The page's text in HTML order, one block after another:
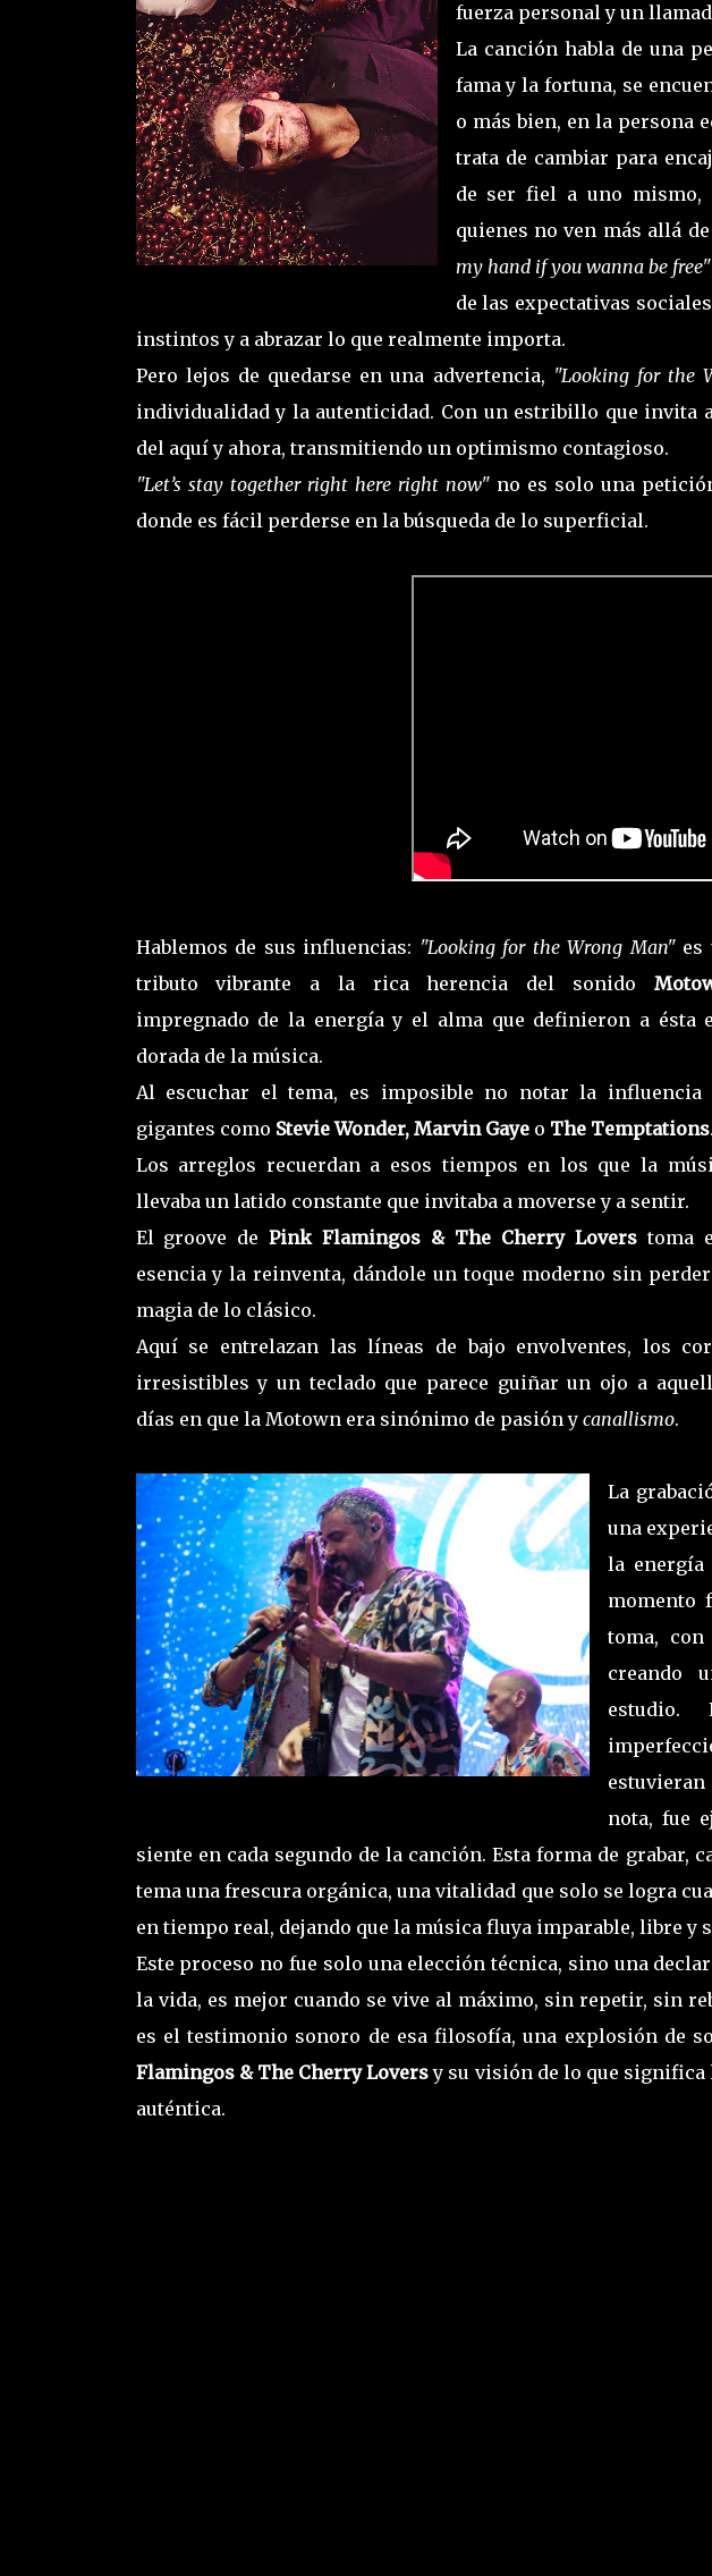
fuerza personal y un
La canción habla de una
fama y la fortuna, se
o más bien, en la persona
trata de cambiar para
de ser fiel a uno mismo,
quienes no ven más allá
my hand if you wanna be free"
de las expectativas
instintos y a abrazar lo que realmente importa.
Pero lejos de quedarse en una advertencia, "Looking for the
individualidad y la autenticidad. Con un estribillo que invita
del aquí y ahora, transmitiendo un optimismo contagioso.
"Let’s stay together right here right now" no es solo una
donde es fácil perderse en la búsqueda de lo superficial.
Hablemos de sus influencias: "Looking for the Wrong Man"es
tributo vibrante a la rica herencia del sonido
impregnado de la energía y el alma que definieron a ésta
dorada de la música.
Al escuchar el tema, es imposible no notar la influencia
gigantes como Stevie Wonder, Marvin Gaye o The Temptations.
Los arreglos recuerdan a esos tiempos en los que la
llevaba un latido constante que invitaba a moverse y a sentir.
El groove dePink Flamingos & The Cherry Loverstoma
esencia y la reinventa, dándole un toque moderno sin
magia de lo clásico.
Aquí se entrelazan las líneas de bajo envolventes, los
irresistibles y un teclado que parece guiñar un ojo a
días en que la Motown era sinónimo de pasión y canallismo.
La
una
la energía
momento
toma,
creando
estudio.
nota, fue
siente en cada segundo de la canción. Esta forma de grabar,
tema una frescura orgánica, una vitalidad que solo se logra
en tiempo real, dejando que la música fluya imparable, libre y
Este proceso no fue solo una elección técnica, sino una
la vida, es mejor cuando se vive al máximo, sin repetir, sin
es el testimonio sonoro de esa filosofía, una explosión de
Flamingos & The Cherry Loversy su visión de lo que significa
auténtica.